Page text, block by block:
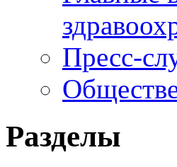
Пресс-
Разделы